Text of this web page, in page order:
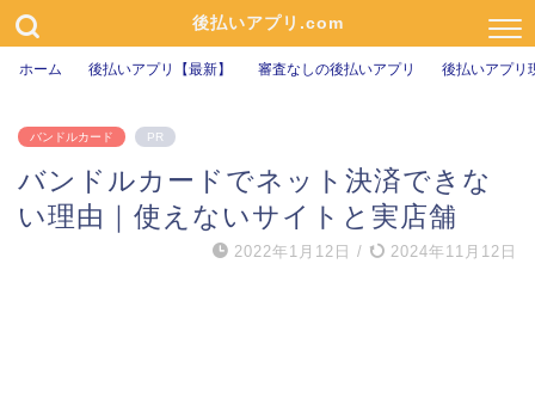
後払いアプリ.com
ホーム 後払いアプリ【最新】 審査なしの後払いアプリ 後払いアプリ
バンドルカード PR
バンドルカードでネット決済できな
い理由｜使えないサイトと実店舗
2022年1月12日 / 2024年11月12日